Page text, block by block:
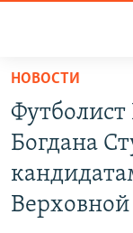
доступа
Вернуться
основному
содержанию
Вернутся
ПРОГРАММЫ
ПОДКАСТЫ
АВТОРСКИЕ
ЦИТАТЫ
НОВОСТИ
Богдана